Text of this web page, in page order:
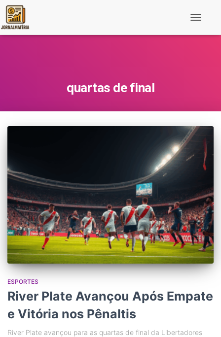
quartas de final
ESPORTES
River Plate Avançou Após Empate
e Vitória nos Pênaltis
River Plate avançou para as quartas de final da Libertadores